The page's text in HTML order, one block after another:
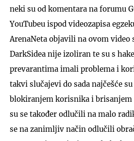
neki su od komentara na forumu
YouTubeu ispod videozapisa
ArenaNeta objavili na ovom video
DarkSidea nije izoliran te su s
prevarantima imali problema i
takvi slučajevi do sada najčešće
blokiranjem korisnika i brisanjem
su se također odlučili na malo
se na zanimljiv način odlučili